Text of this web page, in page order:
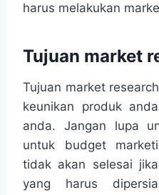
harus melakukan
Tujuan market
Tujuan market
keunikan produk
anda. Jangan lupa
untuk budget
tidak akan selesai
yang harus